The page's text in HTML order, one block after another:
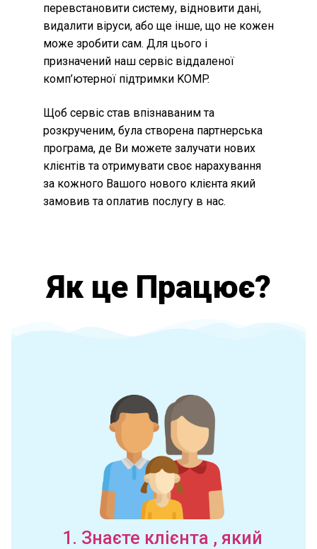
перевстановити систему, відновити дані,
видалити віруси, або ще інше, що не кожен
може зробити сам. Для цього і
призначений наш сервіс віддаленої
комп’ютерної підтримки KOMP.
Щоб сервіс став впізнаваним та
розкрученим, була створена партнерська
програма, де Ви можете залучати нових
клієнтів та отримувати своє нарахування
за кожного Вашого нового клієнта який
замовив та оплатив послугу в нас.
Як це Працює?
1. Знаєте клієнта , який